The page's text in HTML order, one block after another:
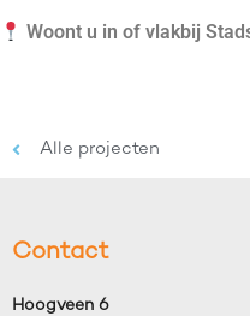
Woont u in of vlakbij
Alle projecten
Contact
Hoogveen 6